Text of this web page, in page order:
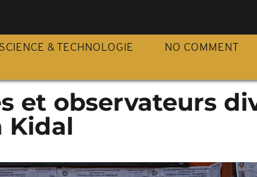
SCIENCE & TECHNOLOGIE NO COMMENT
et observateurs
Kidal